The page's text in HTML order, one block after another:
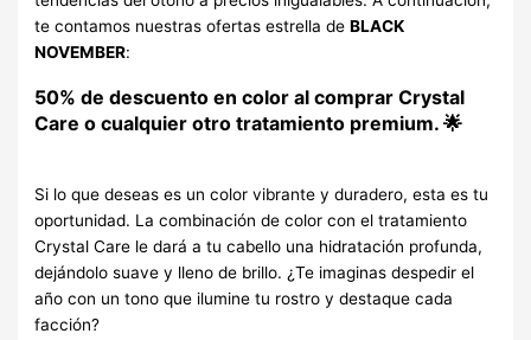
te contamos nuestras ofertas estrella deBLACK
NOVEMBER:
50% de descuento en color al comprar Crystal
Care o cualquier otro tratamiento premium. 🌟
Si lo que deseas es un color vibrante y duradero, esta es tu
oportunidad. La combinación de color con el tratamiento
Crystal Care le dará a tu cabello una hidratación profunda,
dejándolo suave y lleno de brillo. ¿Te imaginas despedir el
año con un tono que ilumine tu rostro y destaque cada
facción?